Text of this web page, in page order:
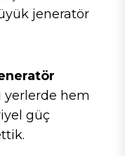
jeneratör
yerlerde hem
güç